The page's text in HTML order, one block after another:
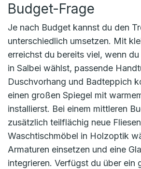
Budget-Frage
Je nach Budget kannst du den
unterschiedlich umsetzen. Mit
erreichst du bereits viel, wenn
in Salbei wählst, passende
Duschvorhang und Badteppich
einen großen Spiegel mit
installierst. Bei einem mittleren
zusätzlich teilflächig neue
Waschtischmöbel in Holzoptik
Armaturen einsetzen und eine
integrieren. Verfügst du über ein